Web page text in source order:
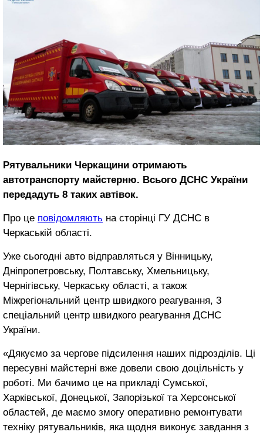
Рятувальники Черкащини отримають
автотранспорту майстерню. Всього ДСНС України
передадуть 8 таких автівок.
Про це повідомляють на сторінці ГУ ДСНС в
Черкаській області.
Уже сьогодні авто відправляться у Вінницьку,
Дніпропетровську, Полтавську, Хмельницьку,
Чернігівську, Черкаську області, а також
Міжрегіональний центр швидкого реагування, 3
спеціальний центр швидкого реагування ДСНС
України.
«Дякуємо за чергове підсилення наших підрозділів. Ці
пересувні майстерні вже довели свою доцільність у
роботі. Ми бачимо це на прикладі Сумської,
Харківської, Донецької, Запорізької та Херсонської
областей, де маємо змогу оперативно ремонтувати
техніку рятувальників, яка щодня виконує завдання з